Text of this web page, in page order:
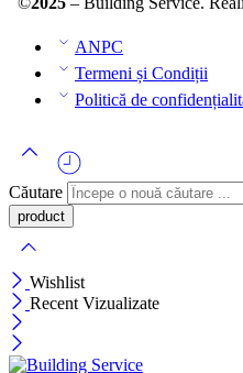
ANPC
Termeni și Condiții
Politică de
Căutare
Wishlist
Recent Vizualizate